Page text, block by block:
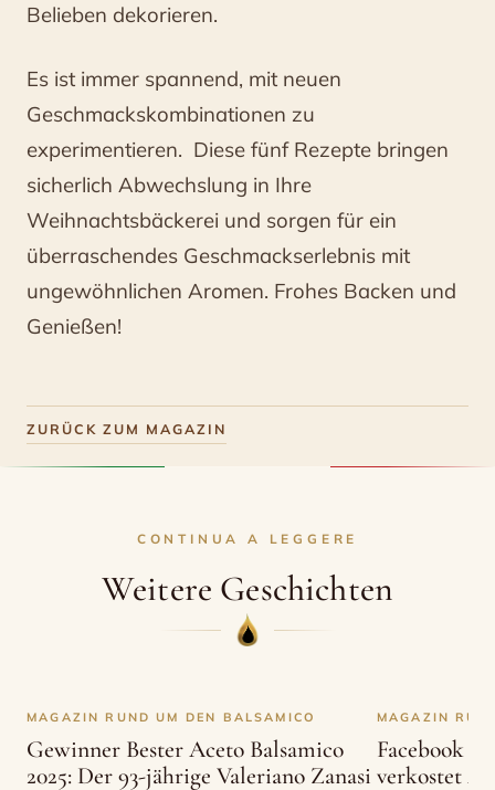
Belieben dekorieren.
Es ist immer spannend, mit neuen
Geschmackskombinationen zu
experimentieren. Diese fünf Rezepte bringen
sicherlich Abwechslung in Ihre
Weihnachtsbäckerei und sorgen für ein
überraschendes Geschmackserlebnis mit
ungewöhnlichen Aromen. Frohes Backen und
Genießen!
ZURÜCK ZUM MAGAZIN
CONTINUA A LEGGERE
Weitere Geschichten
MAGAZIN RUND UM DEN BALSAMICO
Gewinner Bester Aceto Balsamico
2025: Der 93-jährige Valeriano Zanasi
MAGAZIN
Facebook
verkostet